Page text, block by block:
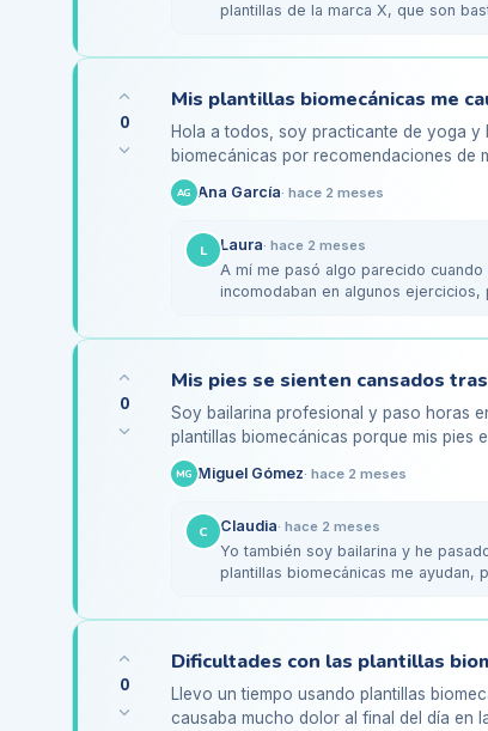
plantillas de la marca X, que son
0
Mis plantillas biomecánicas me
Hola a todos, soy practicante de yoga y
biomecánicas por recomendaciones de
plano. Sin embargo, he notado…
AG Ana García· hace 2 meses
L Laura· hace 2 meses
A mí me pasó algo parecido
incomodaban en algunos
0
Soy bailarina profesional y paso horas
plantillas biomecánicas porque mis pies
después de bailar…
MG Miguel Gómez· hace 2 meses
C Claudia· hace 2 meses
Yo también soy bailarina y he
plantillas biomecánicas me ayudan,
0
Llevo un tiempo usando plantillas
causaba mucho dolor al final del día en